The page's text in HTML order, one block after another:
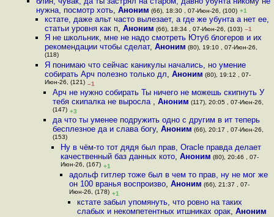
нужна, посмотр хоть,Аноним (66), 18:30 , 07-Июн-26, (100) +1
кстате, даже альт часто вылезает, а где же убунта а нет ее,
статьи уровня как п, Аноним (66), 18:34 , 07-Июн-26, (103) –1
Я не школьник, мне не надо смотреть Ютуб блогеров и их
рекомендации чтобы сделат, Аноним (80), 19:10 , 07-Июн-26,
(118)
Я понимаю что сейчас каникулы начались, но умение
собирать Арч полезно только дл, Аноним (80), 19:12 , 07-
Июн-26, (121) –1
Арч не нужно собирать Ты ничего не можешь скипнуть У
тебя скипалка не выросла , Аноним (117), 20:05 , 07-Июн-26,
(147) +3
да что ты уменее подружить одно с другим в ит теперь
бесплезное да и слава богу, Аноним (66), 20:17 , 07-Июн-26,
(153)
Ну в чём-то тот дядя был прав, Oracle правда делает
качественный баз данных кото,Аноним (80), 20:46 , 07-
Июн-26, (167) +1
адольф гитлер тоже был в чем то прав, ну не мог же
он 100 вранья воспроизво, Аноним (66), 21:37 , 07-
Июн-26, (178) +1
кстате забыл упомянуть, что ровно на таких
слабых и некомпетентных итшниках орак, Аноним